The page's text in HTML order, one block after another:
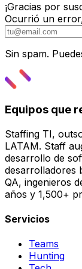
¡Gracias por
Ocurrió un
Sin spam.
Equipos que
Staffing TI,
LATAM. Staff
desarrollo de
desarrolladores
QA, ingenieros
años y 1,500+
Servicios
Teams
Hunting